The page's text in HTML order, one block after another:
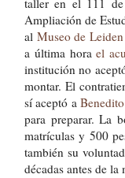
taller en el 111
Ampliación de
al Museo de Leiden
a última horael
institución no
montar. El
sí aceptó aBenedito
para preparar. La
matrículas y 500
también su
décadas antes de